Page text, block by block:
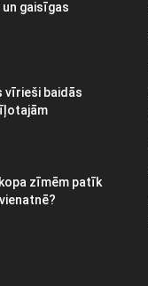
gaisīgas
vīrieši baidās
zīmēm patīk